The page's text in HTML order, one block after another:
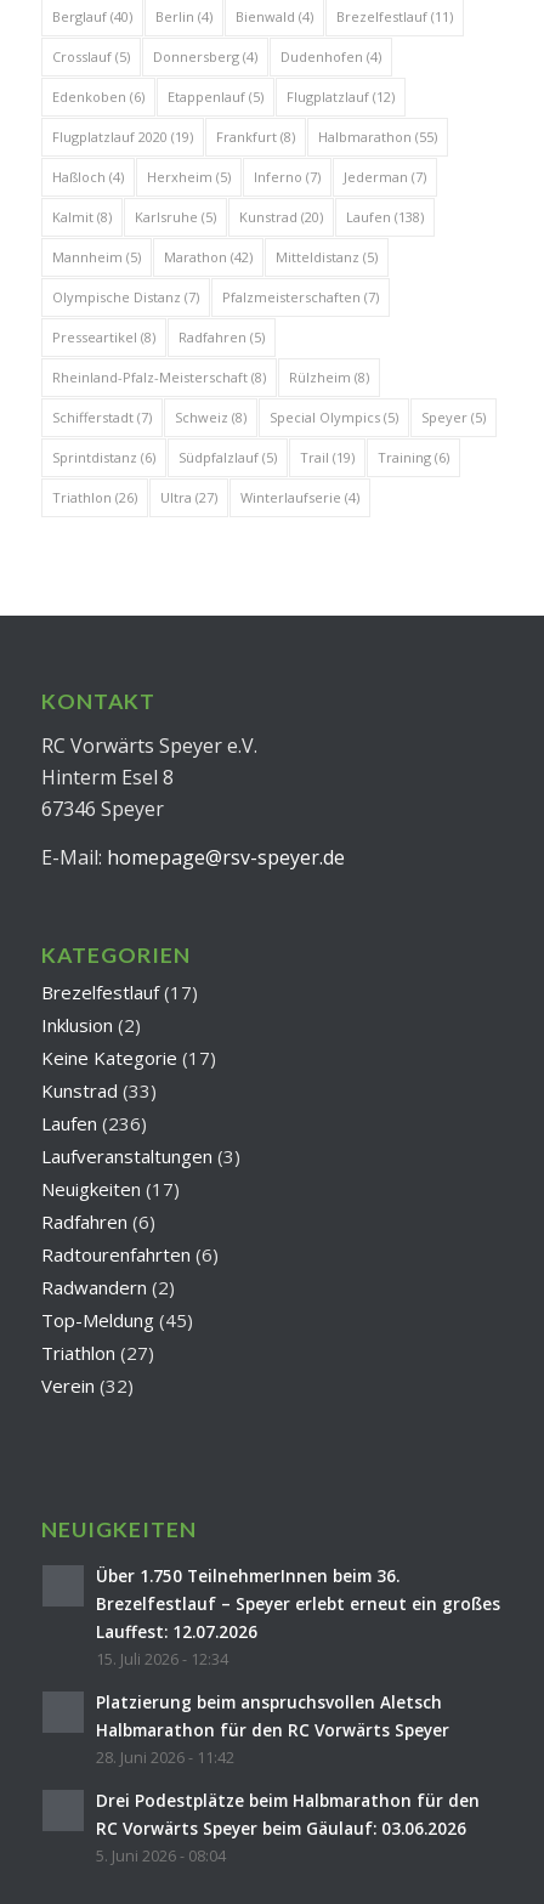
Berglauf(40) Berlin (4) Bienwald (4) Brezelfestlauf(11)
Crosslauf(5) Donnersberg(4) Dudenhofen (4)
Edenkoben (6) Etappenlauf(5) Flugplatzlauf(12)
Flugplatzlauf 2020 (19) Frankfurt(8) Halbmarathon (55)
Haßloch (4) Herxheim (5) Inferno (7) Jederman (7)
Kalmit(8) Karlsruhe (5) Kunstrad (20) Laufen (138)
Mannheim (5) Marathon (42) Mitteldistanz (5)
Olympische Distanz (7) Pfalzmeisterschaften (7)
Presseartikel (8) Radfahren (5)
Rheinland-Pfalz-Meisterschaft(8) Rülzheim (8)
Schifferstadt(7) Schweiz (8) Special Olympics(5) Speyer(5)
Sprintdistanz (6) Südpfalzlauf(5) Trail (19) Training(6)
Triathlon (26) Ultra (27) Winterlaufserie (4)
KONTAKT
RC Vorwärts Speyer e.V.
Hinterm Esel 8
67346 Speyer
E-Mail: homepage@rsv-speyer.de
KATEGORIEN
Brezelfestlauf(17)
Inklusion (2)
Keine Kategorie (17)
Kunstrad (33)
Laufen (236)
Laufveranstaltungen (3)
Neuigkeiten (17)
Radfahren (6)
Radtourenfahrten (6)
Radwandern (2)
Top-Meldung(45)
Triathlon (27)
Verein (32)
NEUIGKEITEN
Über 1.750 TeilnehmerInnen beim 36.
Brezelfestlauf – Speyer erlebt erneut ein großes
Lauffest: 12.07.2026
15. Juli 2026 - 12:34
Platzierung beim anspruchsvollen Aletsch
Halbmarathon für den RC Vorwärts Speyer
28. Juni 2026 - 11:42
Drei Podestplätze beim Halbmarathon für den
RC Vorwärts Speyer beim Gäulauf: 03.06.2026
5. Juni 2026 - 08:04